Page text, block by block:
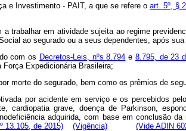
e Investimento - PAIT, a que se refere oart. 5º, §
trabalhar em atividade sujeita ao regime
ao segurado ou a seus dependentes, após
com os Decretos-Leis, nºs 8.794 e 8.795, de 23
Expedicionária Brasileira;
morte do segurado, bem como os prêmios de
por acidente em serviço e os percebidos
cardiopatia grave, doença de Parkinson,
adquirida, com base em
13.105, de 2015) (Vigência)
(Vide ADIN